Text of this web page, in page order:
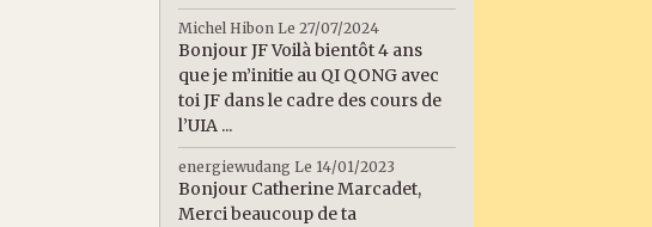
Michel Hibon Le 27/07/2024
Bonjour JF Voilà bientôt 4 ans
que je m’initie au QI QONG avec
toi JF dans le cadre des cours de
l’UIA ...
energiewudang Le 14/01/2023
Bonjour Catherine Marcadet,
Merci beaucoup de ta